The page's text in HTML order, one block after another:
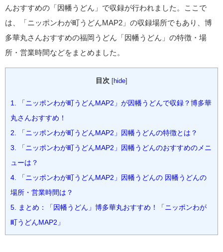
んおすすめの「因幡うどん」で収録が行われました。ここで
は、「ニッポンわが町うどんMAP2」の収録場所でもあり、博
多華丸さんおすすめの福岡うどん「因幡うどん」の特徴・場
所・営業時間などをまとめました。
目次 hide
1. 「ニッポンわが町うどんMAP2」が因幡うどんで収録？博多華
丸さんおすすめ！
2. 「ニッポンわが町うどんMAP2」因幡うどんの特徴とは？
3. 「ニッポンわが町うどんMAP2」因幡うどんのおすすめのメニ
ューは？
4. 「ニッポンわが町うどんMAP2」因幡うどんの 因幡うどんの
場所・営業時間は？
5. まとめ：「因幡うどん」博多華丸おすすめ！「ニッポンわが
町うどんMAP2」